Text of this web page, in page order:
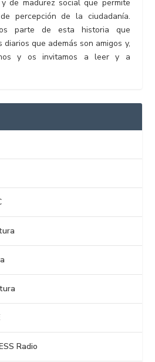
de madurez social que permite
percepción de la ciudadanía.
parte de esta historia que
que además son amigos y,
y os invitamos a leer y a
Radio